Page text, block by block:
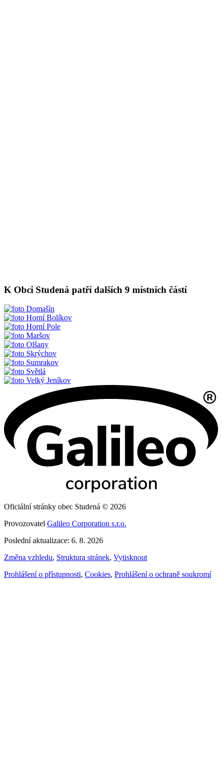
K Obci Studená patří dalších 9 místních částí
Domašín
Horní Bolíkov
Horní Pole
Maršov
Olšany
Skrýchov
Sumrakov
Světlá
Velký Jeníkov
Oficiální stránky obec Studená © 2026
Provozovatel Galileo Corporation s.r.o.
Poslední aktualizace: 6. 8. 2026
Změna vzhledu, Struktura stránek, Vytisknout
Prohlášení o přístupnosti, Cookies, Prohlášení o ochraně soukromí